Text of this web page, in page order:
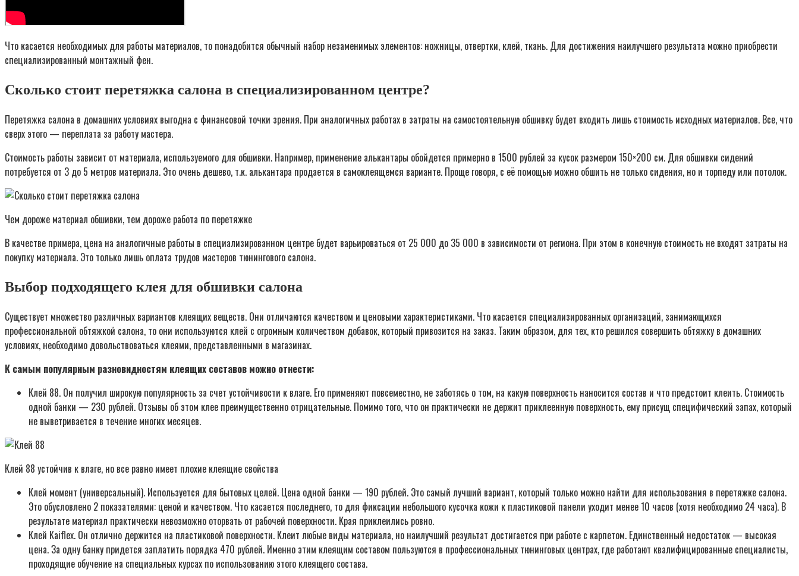
Что касается необходимых для работы материалов, то понадобится обычный набор незаменимых элементов: ножницы, отвертки, клей, ткань. Для достижения наилучшего результата можно приобрести
специализированный монтажный фен.
Сколько стоит перетяжка салона в специализированном центре?
Перетяжка салона в домашних условиях выгодна с финансовой точки зрения. При аналогичных работах в затраты на самостоятельную обшивку будет входить лишь стоимость исходных материалов. Все, что
сверх этого — переплата за работу мастера.
Стоимость работы зависит от материала, используемого для обшивки. Например, применение алькантары обойдется примерно в 1500 рублей за кусок размером 150×200 см. Для обшивки сидений
потребуется от 3 до 5 метров материала. Это очень дешево, т.к. алькантара продается в самоклеящемся варианте. Проще говоря, с её помощью можно обшить не только сидения, но и торпеду или потолок.
Чем дороже материал обшивки, тем дороже работа по перетяжке
В качестве примера, цена на аналогичные работы в специализированном центре будет варьироваться от 25 000 до 35 000 в зависимости от региона. При этом в конечную стоимость не входят затраты на
покупку материала. Это только лишь оплата трудов мастеров тюнингового салона.
Выбор подходящего клея для обшивки салона
Существует множество различных вариантов клеящих веществ. Они отличаются качеством и ценовыми характеристиками. Что касается специализированных организаций, занимающихся
профессиональной обтяжкой салона, то они используются клей с огромным количеством добавок, который привозится на заказ. Таким образом, для тех, кто решился совершить обтяжку в домашних
условиях, необходимо довольствоваться клеями, представленными в магазинах.
К самым популярным разновидностям клеящих составов можно отнести:
Клей 88. Он получил широкую популярность за счет устойчивости к влаге. Его применяют повсеместно, не заботясь о том, на какую поверхность наносится состав и что предстоит клеить. Стоимость
одной банки — 230 рублей. Отзывы об этом клее преимущественно отрицательные. Помимо того, что он практически не держит приклеенную поверхность, ему присущ специфический запах, который
не выветривается в течение многих месяцев.
Клей 88 устойчив к влаге, но все равно имеет плохие клеящие свойства
Клей момент (универсальный). Используется для бытовых целей. Цена одной банки — 190 рублей. Это самый лучший вариант, который только можно найти для использования в перетяжке салона.
Это обусловлено 2 показателями: ценой и качеством. Что касается последнего, то для фиксации небольшого кусочка кожи к пластиковой панели уходит менее 10 часов (хотя необходимо 24 часа). В
результате материал практически невозможно оторвать от рабочей поверхности. Края приклеились ровно.
Клей Kaiflex. Он отлично держится на пластиковой поверхности. Клеит любые виды материала, но наилучший результат достигается при работе с карпетом. Единственный недостаток — высокая
цена. За одну банку придется заплатить порядка 470 рублей. Именно этим клеящим составом пользуются в профессиональных тюнинговых центрах, где работают квалифицированные специалисты,
проходящие обучение на специальных курсах по использованию этого клеящего состава.